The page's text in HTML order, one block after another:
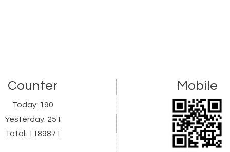
Counter
Today: 190
Yesterday: 251
Total: 1189871
Mobile